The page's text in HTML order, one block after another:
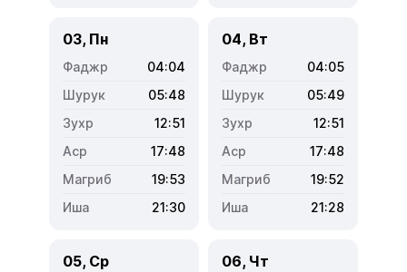
03, Пн
04:04
05:48
12:51
17:48
19:53
21:30
04, Вт
04:05
05:49
12:51
17:48
19:52
21:28
05, Ср 06, Чт